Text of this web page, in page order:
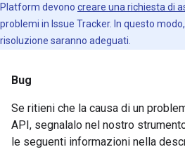
Platform devono creare una richiesta di
problemi in Issue Tracker. In questo
risoluzione saranno adeguati.
Bug
Se ritieni che la causa di un
API, segnalalo nel nostro
le seguenti informazioni nella